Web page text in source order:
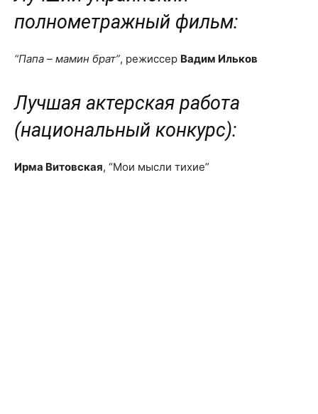
полнометражный фильм:
“Папа – мамин брат”, режиссер Вадим Ильков
Лучшая актерская работа
(национальный конкурс):
Ирма Витовская, “Мои мысли тихие”